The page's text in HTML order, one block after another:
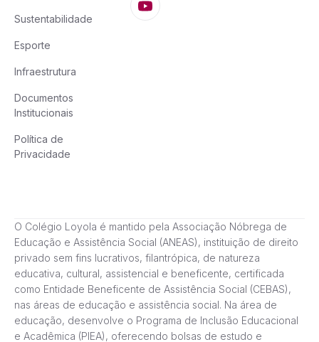
Sustentabilidade
Esporte
Infraestrutura
Documentos
Institucionais
Política de
Privacidade
O Colégio Loyola é mantido pela Associação Nóbrega de
Educação e Assistência Social (ANEAS), instituição de direito
privado sem fins lucrativos, filantrópica, de natureza
educativa, cultural, assistencial e beneficente, certificada
como Entidade Beneficente de Assistência Social (CEBAS),
nas áreas de educação e assistência social. Na área de
educação, desenvolve o Programa de Inclusão Educacional
e Acadêmica (PIEA), oferecendo bolsas de estudo e